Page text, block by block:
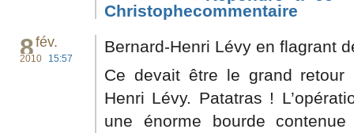
Christophe
8fév.
2010 15:57
Bernard-Henri Lévy en flagrant
Ce devait être le grand retour
Henri Lévy. Patatras !
une énorme bourde